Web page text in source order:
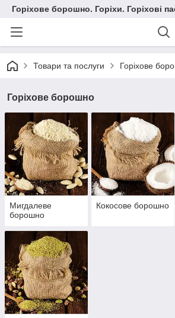
Горіхове борошно. Горіхи. Горіхові
Товари та послуги Горіхове
Горіхове борошно
Мигдалеве
борошно
Кокосове борошно